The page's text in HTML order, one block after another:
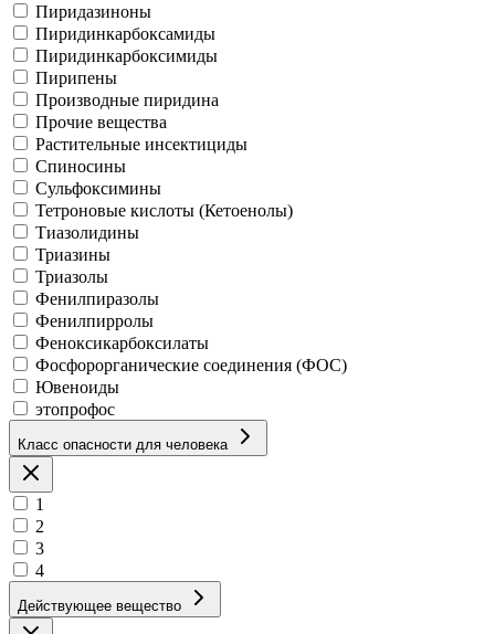
Пиридазиноны
Пиридинкарбоксамиды
Пиридинкарбоксимиды
Пирипены
Производные пиридина
Прочие вещества
Растительные инсектициды
Спиносины
Сульфоксимины
Тетроновые кислоты (Кетоенолы)
Тиазолидины
Триазины
Триазолы
Фенилпиразолы
Фенилпирролы
Феноксикарбоксилаты
Фосфорорганические соединения (ФОС)
Ювеноиды
этопрофос
Класс опасности для человека
1
2
3
4
Действующее вещество